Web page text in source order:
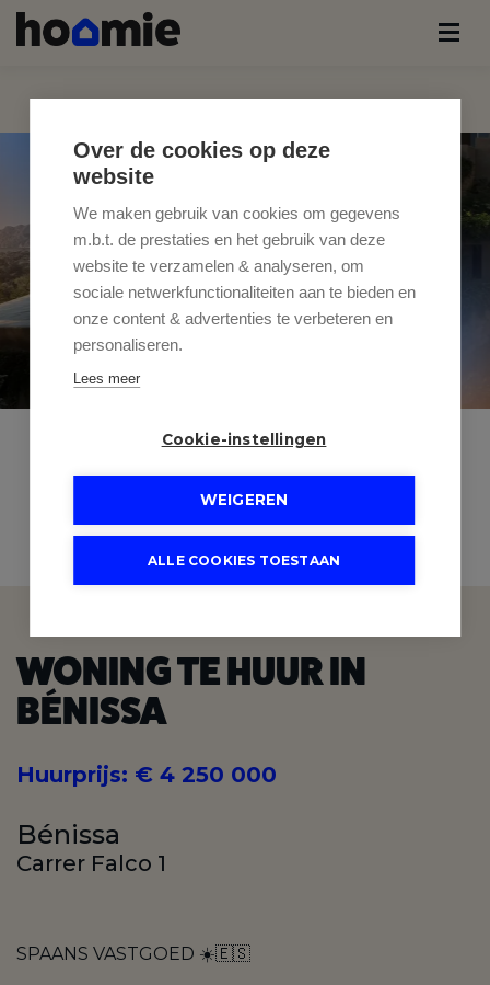
3
BADKAMERS
3
SLAAPKAMERS
WONING TE HUUR IN
BÉNISSA
Huurprijs: € 4 250 000
Bénissa
Carrer Falco 1
SPAANS VASTGOED ☀️🇪🇸
Over de cookies op deze
website
We maken gebruik van cookies om gegevens
m.b.t. de prestaties en het gebruik van deze
website te verzamelen & analyseren, om
sociale netwerkfunctionaliteiten aan te bieden en
onze content & advertenties te verbeteren en
personaliseren.
Lees meer
Cookie-instellingen
WEIGEREN
ALLE COOKIES TOESTAAN